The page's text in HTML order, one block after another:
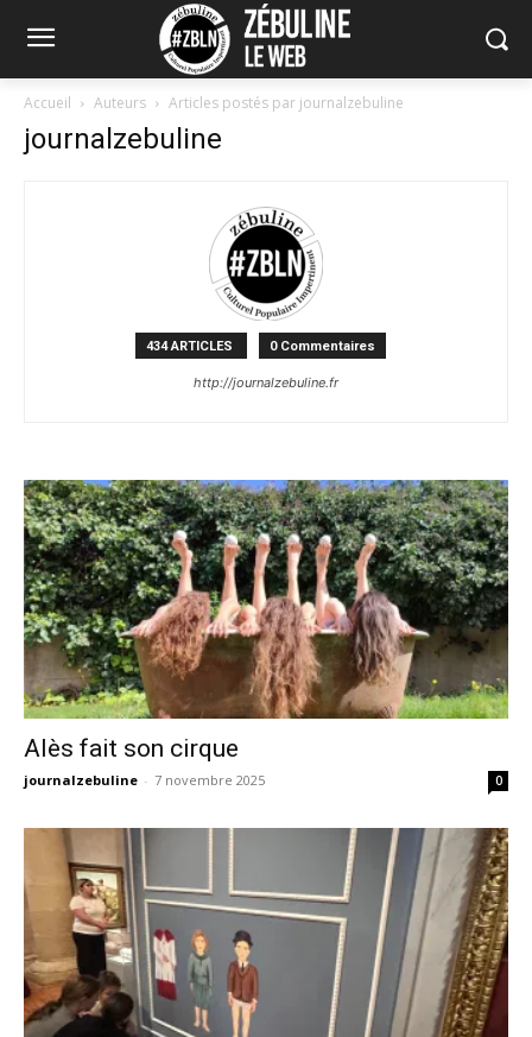
Accueil Auteurs Articles postés par journalzebuline
journalzebuline
434 ARTICLES 0 Commentaires
http://journalzebuline.fr
Alès fait son cirque
journalzebuline - 7 novembre 2025 0